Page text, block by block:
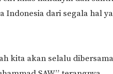
Indonesia dari segala hal
kita akan selalu